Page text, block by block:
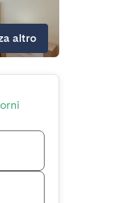
altro